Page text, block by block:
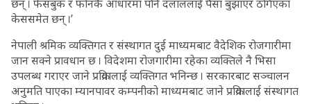
छन् । फेसबुक र फोनकै आधारमा पनि दलाललाई पैसा बुझाएर ठगिएका
केससमेत छन् ।’
नेपाली श्रमिक व्यक्तिगत र संस्थागत दुई माध्यमबाट वैदेशिक रोजगारीमा
जान सक्ने प्रावधान छ । विदेशमा रोजगारीमा रहेका व्यक्तिले नै भिसा
उपलब्ध गराएर जाने प्रक्रियालाई व्यक्तिगत भनिन्छ । सरकारबाट सञ्चालन
अनुमति पाएका म्यानपावर कम्पनीको माध्यमबाट जाने प्रक्रियालाई संस्थागत